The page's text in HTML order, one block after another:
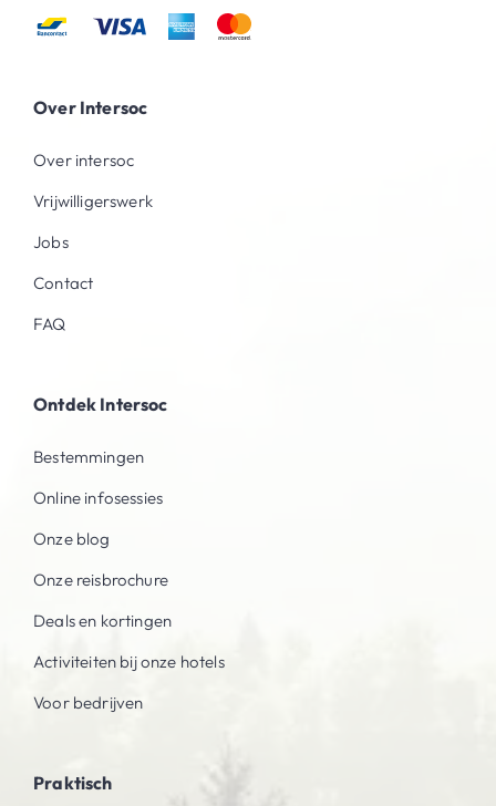
Over Intersoc
Over intersoc
Vrijwilligerswerk
Jobs
Contact
FAQ
Ontdek Intersoc
Bestemmingen
Online infosessies
Onze blog
Onze reisbrochure
Deals en kortingen
Activiteiten bij onze hotels
Voor bedrijven
Praktisch